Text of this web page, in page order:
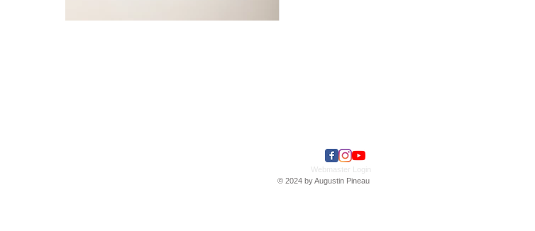
Webmaster Login
© 2024 by Augustin Pineau